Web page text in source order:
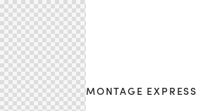
MONTAGE EXPRESS